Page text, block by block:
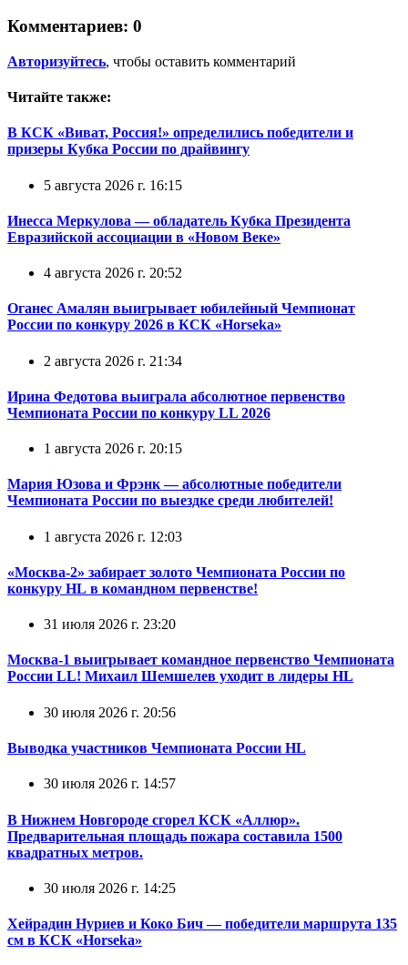
Комментариев: 0
Авторизуйтесь, чтобы оставить комментарий
Читайте также:
В КСК «Виват, Россия!» определились победители и
призеры Кубка России по драйвингу
5 августа 2026 г. 16:15
Инесса Меркулова — обладатель Кубка Президента
Евразийской ассоциации в «Новом Веке»
4 августа 2026 г. 20:52
Оганес Амалян выигрывает юбилейный Чемпионат
России по конкуру 2026 в КСК «Horseka»
2 августа 2026 г. 21:34
Ирина Федотова выиграла абсолютное первенство
Чемпионата России по конкуру LL 2026
1 августа 2026 г. 20:15
Мария Юзова и Фрэнк — абсолютные победители
Чемпионата России по выездке среди любителей!
1 августа 2026 г. 12:03
«Москва-2» забирает золото Чемпионата России по
конкуру HL в командном первенстве!
31 июля 2026 г. 23:20
Москва-1 выигрывает командное первенство Чемпионата
России LL! Михаил Шемшелев уходит в лидеры HL
30 июля 2026 г. 20:56
Выводка участников Чемпионата России HL
30 июля 2026 г. 14:57
В Нижнем Новгороде сгорел КСК «Аллюр».
Предварительная площадь пожара составила 1500
квадратных метров.
30 июля 2026 г. 14:25
Хейрадин Нуриев и Коко Бич — победители маршрута 135
см в КСК «Horseka»